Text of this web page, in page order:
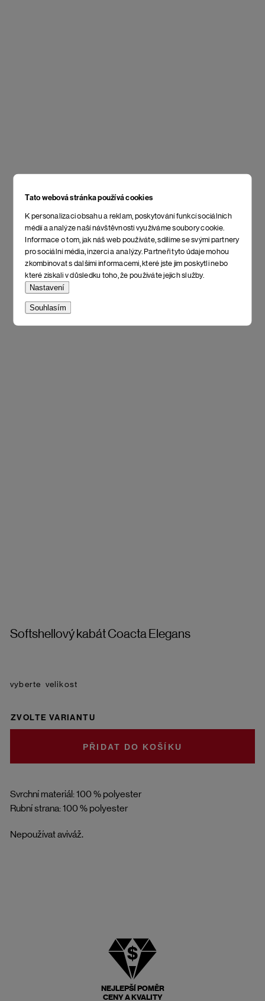
Tato webová stránka používá cookies
K personalizaci obsahu a reklam, poskytování funkcí sociálních
médií a analýze naší návštěvnosti využíváme soubory cookie.
Informace o tom, jak náš web používáte, sdílíme se svými partnery
pro sociální média, inzerci a analýzy. Partneři tyto údaje mohou
zkombinovat s dalšími informacemi, které jste jim poskytli nebo
které získali v důsledku toho, že používáte jejich služby.
Nastavení
Souhlasím
Softshellový kabát Coacta Elegans
Svrchní materiál: 100 % polyester
Rubní strana: 100 % polyester
Nepoužívat aviváž.
velikost
ZVOLTE VARIANTU
DO KOŠÍKU
NEJLEPŠÍ POMĚR
CENY A KVALITY